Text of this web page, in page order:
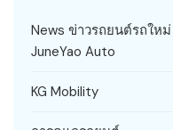
News ข่าวรถยนต์รถใหม่
JuneYao Auto
KG Mobility